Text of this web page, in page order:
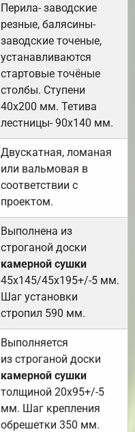
Перила- заводские
резные, балясины-
заводские точеные,
устанавливаются
стартовые точёные
столбы. Ступени
40х200 мм. Тетива
лестницы- 90х140 мм.
Двускатная, ломаная
или вальмовая в
соответствии с
проектом.
Выполнена из
строганой доски
камерной сушки
45х145/45х195+/-5 мм.
Шаг установки
стропил 590 мм.
Выполняется
из строганой доски
камерной сушки
толщиной 20х95+/-5
мм. Шаг крепления
обрешетки 350 мм.